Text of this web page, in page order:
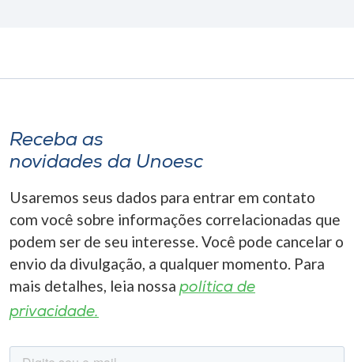
Receba as
novidades da Unoesc
Usaremos seus dados para entrar em contato
com você sobre informações correlacionadas que
podem ser de seu interesse. Você pode cancelar o
envio da divulgação, a qualquer momento. Para
mais detalhes, leia nossa política de
privacidade.